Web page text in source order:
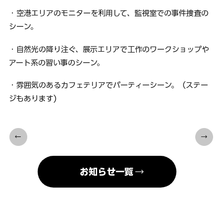
・空港エリアのモニターを利用して、監視室での事件捜査の
シーン。
・自然光の降り注ぐ、展示エリアで工作のワークショップや
アート系の習い事のシーン。
・雰囲気のあるカフェテリアでパーティーシーン。（ステー
ジもあります)
お知らせ一覧